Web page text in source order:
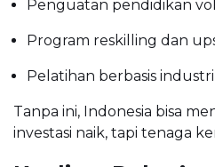
Penguatan pendidikan
Program reskilling dan
Pelatihan berbasis industri
Tanpa ini, Indonesia bisa
investasi naik, tapi tenaga